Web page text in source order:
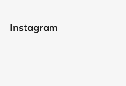
Instagram